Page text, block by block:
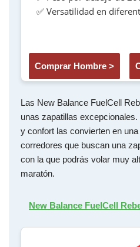
✅ Versatilidad en
Comprar Hombre >
Las New Balance FuelCell
unas zapatillas
y confort las convierten en
corredores que buscan una
con la que podrás volar muy
maratón.
New Balance FuelCell